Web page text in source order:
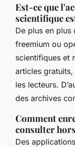
Est-ce que
scientifique
De plus en plus
freemium ou
scientifiques et
articles
les lecteurs.
des archives
Comment
consulter
Des